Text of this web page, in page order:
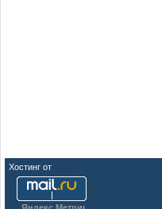
Хостинг от